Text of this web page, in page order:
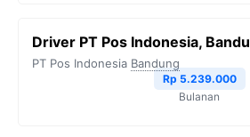
Driver PT Pos Indonesia,
PT Pos Indonesia Bandung
Rp 5.239.000
Bulanan